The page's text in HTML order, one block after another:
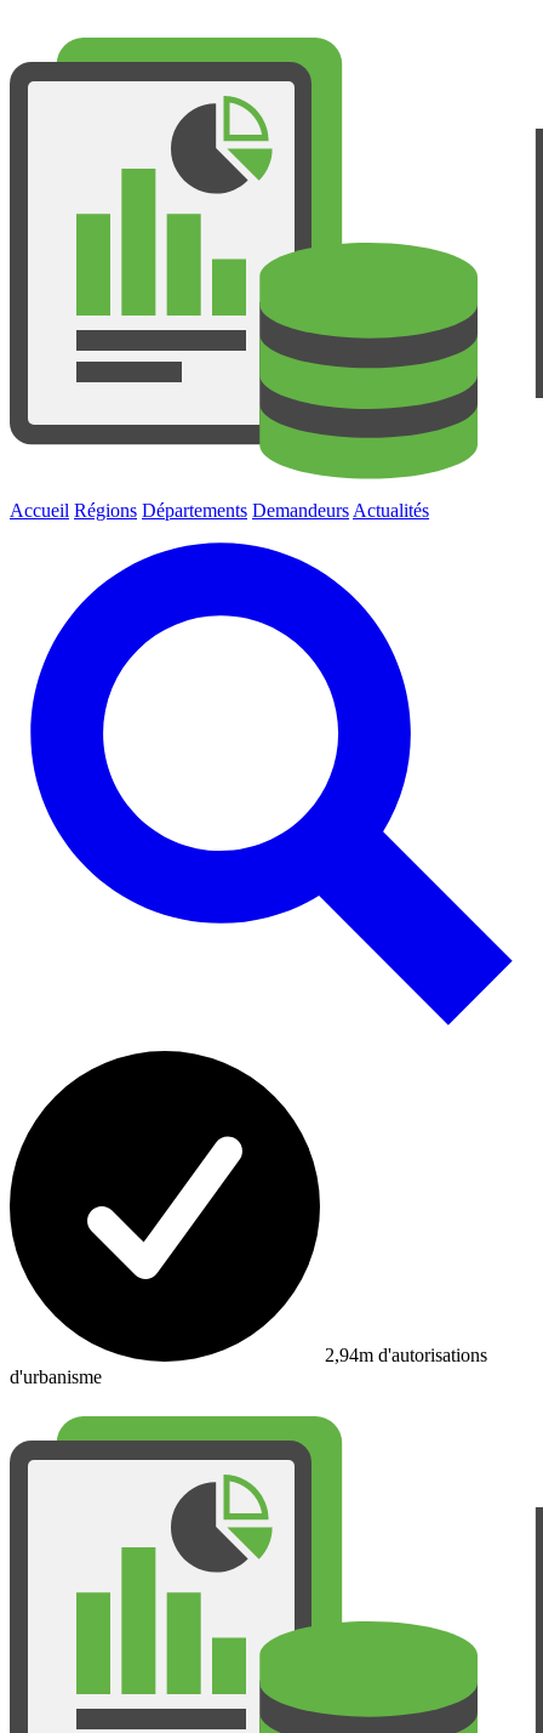
Accueil Régions Départements Demandeurs Actualités
2,94m d'autorisations
d'urbanisme